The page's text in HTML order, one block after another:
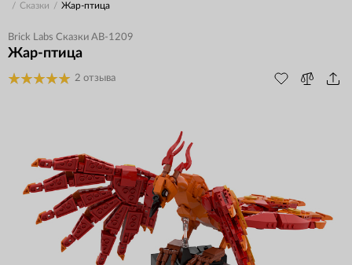
Сказки
Жар-птица
Brick Labs Сказки AB-1209
Жар-птица
2 отзыва